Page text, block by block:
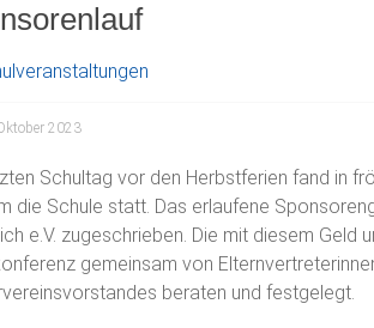
2023
Schultag vor den Herbstferien fand in
die Schule statt. Das erlaufene
e.V. zugeschrieben. Die mit diesem
gemeinsam von
beraten und festgelegt.